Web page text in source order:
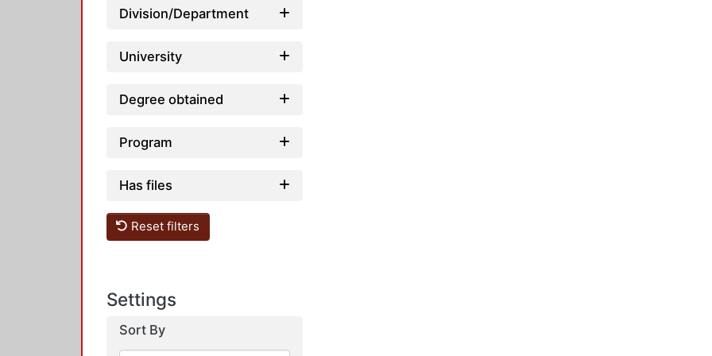
Division/Department
University
Degree obtained
Program
Has files
Reset filters
Settings
Sort By